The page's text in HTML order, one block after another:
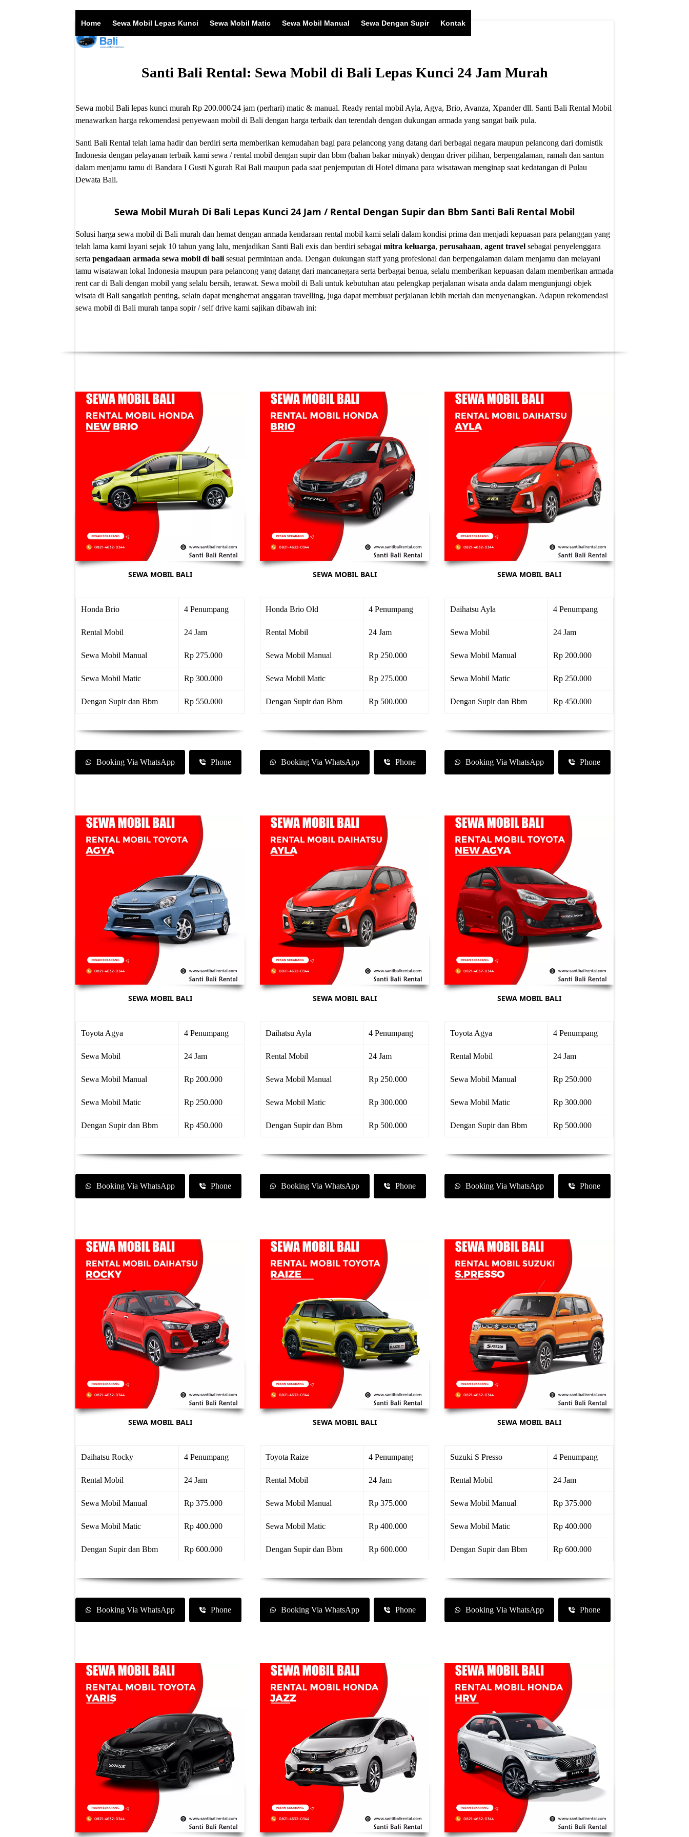
Home Sewa Mobil Lepas Kunci Sewa Mobil Matic Sewa Mobil Manual Sewa Dengan Supir Kontak
Santi Bali Rental: Sewa Mobil di Bali Lepas Kunci 24 Jam Murah
Sewa mobil Bali lepas kunci murah Rp 200.000/24 jam (perhari) matic & manual. Ready rental mobil Ayla, Agya, Brio, Avanza, Xpander dll. Santi Bali Rental Mobil
menawarkan harga rekomendasi penyewaan mobil di Bali dengan harga terbaik dan terendah dengan dukungan armada yang sangat baik pula.
Santi Bali Rental telah lama hadir dan berdiri serta memberikan kemudahan bagi para pelancong yang datang dari berbagai negara maupun pelancong dari domistik
Indonesia dengan pelayanan terbaik kami sewa / rental mobil dengan supir dan bbm (bahan bakar minyak) dengan driver pilihan, berpengalaman, ramah dan santun
dalam menjamu tamu di Bandara I Gusti Ngurah Rai Bali maupun pada saat penjemputan di Hotel dimana para wisatawan menginap saat kedatangan di Pulau
Dewata Bali.
Sewa Mobil Murah Di Bali Lepas Kunci 24 Jam / Rental Dengan Supir dan Bbm Santi Bali Rental Mobil
Solusi harga sewa mobil di Bali murah dan hemat dengan armada kendaraan rental mobil kami selali dalam kondisi prima dan menjadi kepuasan para pelanggan yang
telah lama kami layani sejak 10 tahun yang lalu, menjadikan Santi Bali exis dan berdiri sebagai mitra keluarga, perusahaan, agent travel sebagai penyelenggara
serta pengadaan armada sewa mobil di bali sesuai permintaan anda. Dengan dukungan staff yang profesional dan berpengalaman dalam menjamu dan melayani
tamu wisatawan lokal Indonesia maupun para pelancong yang datang dari mancanegara serta berbagai benua, selalu memberikan kepuasan dalam memberikan armada
rent car di Bali dengan mobil yang selalu bersih, terawat. Sewa mobil di Bali untuk kebutuhan atau pelengkap perjalanan wisata anda dalam mengunjungi objek
wisata di Bali sangatlah penting, selain dapat menghemat anggaran travelling, juga dapat membuat perjalanan lebih meriah dan menyenangkan. Adapun rekomendasi
sewa mobil di Bali murah tanpa sopir/ self drive kami sajikan dibawah ini:
SEWA MOBIL BALI
Honda Brio 4 Penumpang
Rental Mobil 24 Jam
Sewa Mobil Manual Rp 275.000
Sewa Mobil Matic Rp 300.000
Dengan Supir dan Bbm Rp 550.000
Booking Via WhatsApp Phone
SEWA MOBIL BALI
Honda Brio Old 4 Penumpang
Rental Mobil 24 Jam
Sewa Mobil Manual Rp 250.000
Sewa Mobil Matic Rp 275.000
Dengan Supir dan Bbm Rp 500.000
Booking Via WhatsApp Phone
SEWA MOBIL BALI
Daihatsu Ayla 4 Penumpang
Sewa Mobil 24 Jam
Sewa Mobil Manual Rp 200.000
Sewa Mobil Matic Rp 250.000
Dengan Supir dan Bbm Rp 450.000
Booking Via WhatsApp Phone
SEWA MOBIL BALI
Toyota Agya 4 Penumpang
Sewa Mobil 24 Jam
Sewa Mobil Manual Rp 200.000
Sewa Mobil Matic Rp 250.000
Dengan Supir dan Bbm Rp 450.000
Booking Via WhatsApp Phone
SEWA MOBIL BALI
Daihatsu Ayla 4 Penumpang
Rental Mobil 24 Jam
Sewa Mobil Manual Rp 250.000
Sewa Mobil Matic Rp 300.000
Dengan Supir dan Bbm Rp 500.000
Booking Via WhatsApp Phone
SEWA MOBIL BALI
Toyota Agya 4 Penumpang
Rental Mobil 24 Jam
Sewa Mobil Manual Rp 250.000
Sewa Mobil Matic Rp 300.000
Dengan Supir dan Bbm Rp 500.000
Booking Via WhatsApp Phone
SEWA MOBIL BALI
Daihatsu Rocky 4 Penumpang
Rental Mobil 24 Jam
Sewa Mobil Manual Rp 375.000
Sewa Mobil Matic Rp 400.000
Dengan Supir dan Bbm Rp 600.000
Booking Via WhatsApp Phone
SEWA MOBIL BALI
Toyota Raize 4 Penumpang
Rental Mobil 24 Jam
Sewa Mobil Manual Rp 375.000
Sewa Mobil Matic Rp 400.000
Dengan Supir dan Bbm Rp 600.000
Booking Via WhatsApp Phone
SEWA MOBIL BALI
Suzuki S Presso 4 Penumpang
Rental Mobil 24 Jam
Sewa Mobil Manual Rp 375.000
Sewa Mobil Matic Rp 400.000
Dengan Supir dan Bbm Rp 600.000
Booking Via WhatsApp Phone